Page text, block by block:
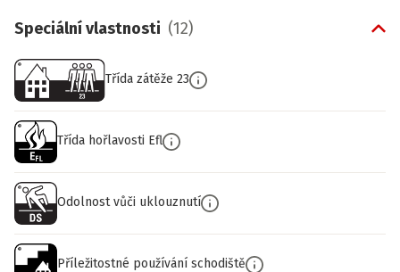
Speciální vlastnosti (12)
Třída zátěže 23
Třída hořlavosti Efl
Odolnost vůči uklouznutí
Příležitostné používání schodiště